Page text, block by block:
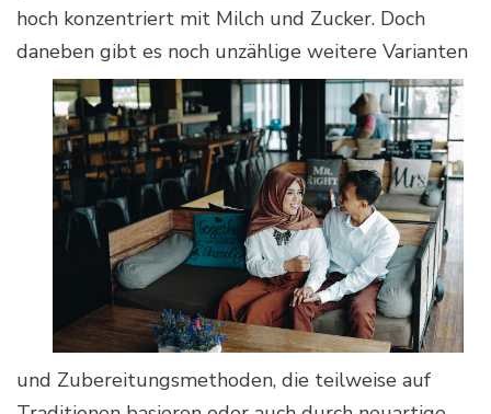
hoch konzentriert mit Milch und Zucker. Doch
daneben gibt es noch unzählige weitere Varianten
und Zubereitungsmethoden, die teilweise auf